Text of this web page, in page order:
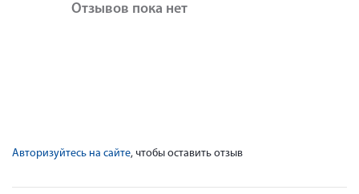
Отзывов пока нет
Авторизуйтесь на сайте, чтобы оставить отзыв